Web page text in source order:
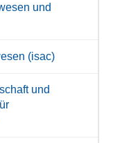
und
(isac)
und